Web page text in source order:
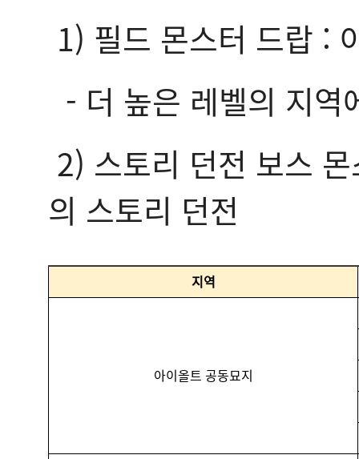
1) 필드 몬스터 드랍 :
- 더 높은 레벨의 지
2) 스토리 던전 보스
의 스토리 던전
지역
아이올트 공동묘지